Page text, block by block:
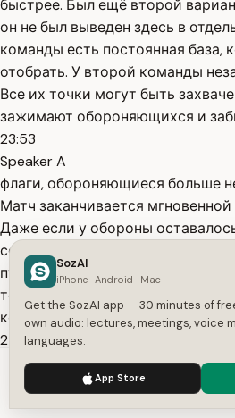
быстрее. Был ещё второй
он не был выведен здесь в
команды есть постоянная база,
отобрать. У второй команды
Все их точки могут быть
зажимают обороняющихся и
23:53
Speaker A
флаги, обороняющиеся больше
Матч заканчивается
Даже если у обороны
создавало безумное напряжение.
пустоголовых побегушек,
тебя драться за эти поинты до
конечно,
24:09
Speaker A
был ещё один легендарный
карканде особенно он
We use cookies to enhance your experience.
SozAI
iPhone · Android · Mac
Get the SozAI app — 30 minutes of
own audio: lectures, meetings, voice
languages.
App Store